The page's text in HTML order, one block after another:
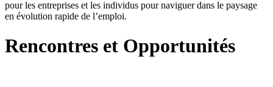
pour les entreprises et les individus pour naviguer dans le paysage
en évolution rapide de l’emploi.
Rencontres et Opportunités